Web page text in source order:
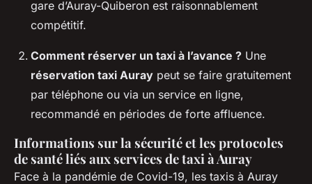
gare d’Auray-Quiberon est raisonnablement
compétitif.
Comment réserver un taxi à l’avance ? Une
réservation taxi Auray peut se faire gratuitement
par téléphone ou via un service en ligne,
recommandé en périodes de forte affluence.
Informations sur la sécurité et les protocoles
de santé liés aux services de taxi à Auray
Face à la pandémie de Covid-19, les taxis à Auray